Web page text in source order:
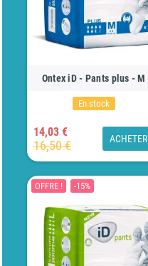
Ontex iD - Pants plus - M
En stock
14,03 €
16,50 € ACHETER
OFFRE ! -15%